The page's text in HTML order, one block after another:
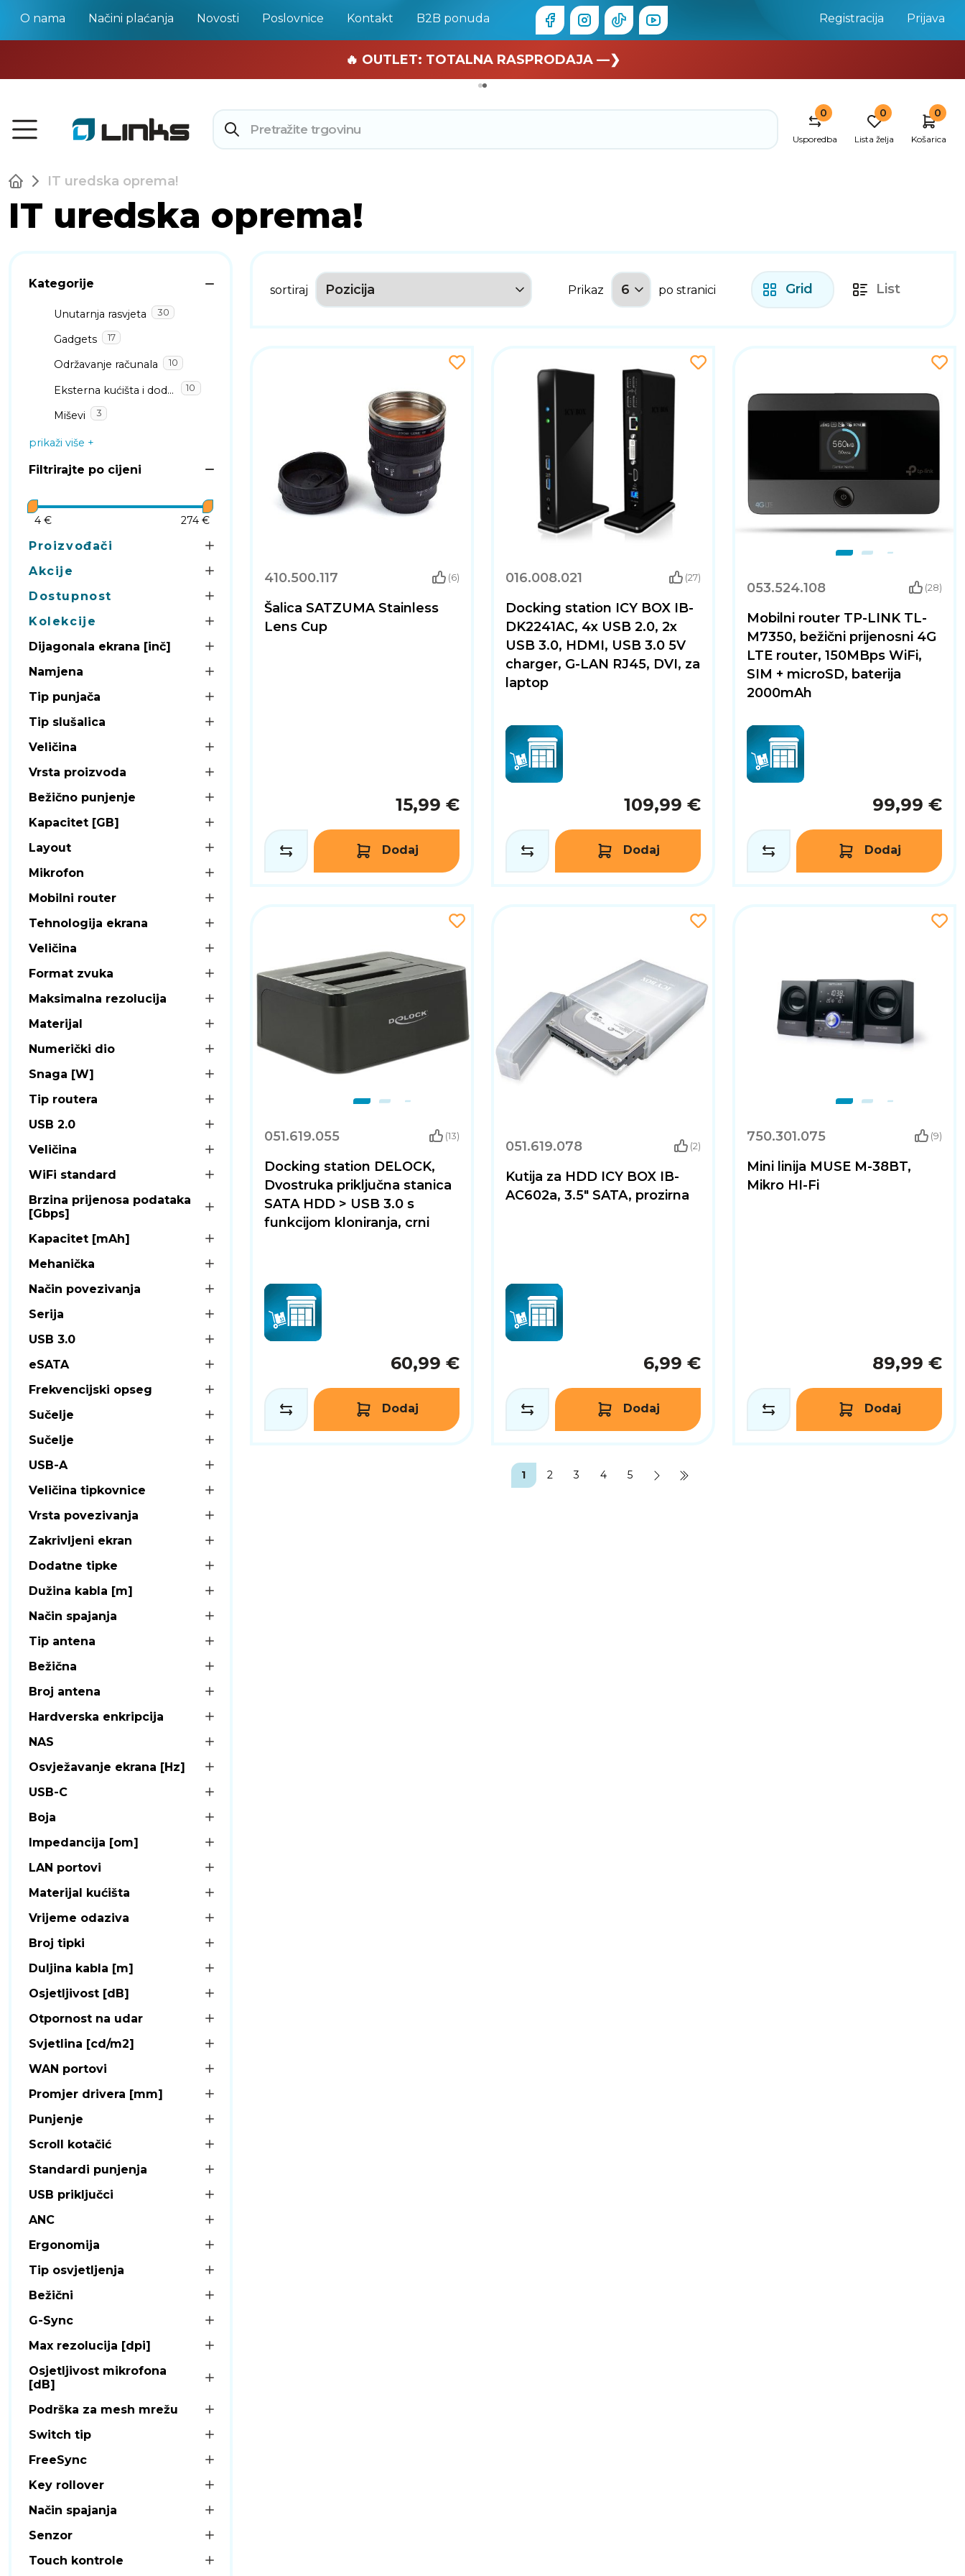
O nama Načini plaćanja Novosti Poslovnice Kontakt B2B ponuda Registracija Prijava
🏄 Zaslužuješ odmor —❯
🔥 OUTLET: TOTALNA RASPRODAJA —❯
0
Usporedba
0
Lista želja
0
Košarica
IT uredska oprema!
IT uredska oprema!
Kategorije
Unutarnja rasvjeta 30
Gadgets 17
Održavanje računala 10
Eksterna kućišta i dodaci 10
Miševi 3
prikaži više
Filtrirajte po cijeni
4 € 274 €
Proizvođači
Akcije
Dostupnost
Kolekcije
Dijagonala ekrana [inč]
Namjena
Tip punjača
Tip slušalica
Veličina
Vrsta proizvoda
Bežično punjenje
Kapacitet [GB]
Layout
Mikrofon
Mobilni router
Tehnologija ekrana
Veličina
Format zvuka
Maksimalna rezolucija
Materijal
Numerički dio
Snaga [W]
Tip routera
USB 2.0
Veličina
WiFi standard
Brzina prijenosa podataka
[Gbps]
Kapacitet [mAh]
Mehanička
Način povezivanja
Serija
USB 3.0
eSATA
Frekvencijski opseg
Sučelje
Sučelje
USB-A
Veličina tipkovnice
Vrsta povezivanja
Zakrivljeni ekran
Dodatne tipke
Dužina kabla [m]
Način spajanja
Tip antena
Bežična
Broj antena
Hardverska enkripcija
NAS
Osvježavanje ekrana [Hz]
USB-C
Boja
Impedancija [om]
LAN portovi
Materijal kućišta
Vrijeme odaziva
Broj tipki
Duljina kabla [m]
Osjetljivost [dB]
Otpornost na udar
Svjetlina [cd/m2]
WAN portovi
Promjer drivera [mm]
Punjenje
Scroll kotačić
Standardi punjenja
USB priključci
ANC
Ergonomija
Tip osvjetljenja
Bežični
G-Sync
Max rezolucija [dpi]
Osjetljivost mikrofona
[dB]
Podrška za mesh mrežu
Switch tip
FreeSync
Key rollover
Način spajanja
Senzor
Touch kontrole
sortiraj Prikaz po stranici Grid List
410.500.117 (6)
Šalica SATZUMA Stainless
Lens Cup
15,99 €
Dodaj
016.008.021 (27)
Docking station ICY BOX IB-
DK2241AC, 4x USB 2.0, 2x
USB 3.0, HDMI, USB 3.0 5V
charger, G-LAN RJ45, DVI, za
laptop
109,99 €
Dodaj
053.524.108 (28)
Mobilni router TP-LINK TL-
M7350, bežični prijenosni 4G
LTE router, 150MBps WiFi,
SIM + microSD, baterija
2000mAh
99,99 €
Dodaj
051.619.055 (13)
Docking station DELOCK,
Dvostruka priključna stanica
SATA HDD > USB 3.0 s
funkcijom kloniranja, crni
60,99 €
Dodaj
051.619.078 (2)
Kutija za HDD ICY BOX IB-
AC602a, 3.5" SATA, prozirna
6,99 €
Dodaj
750.301.075 (9)
Mini linija MUSE M-38BT,
Mikro HI-Fi
89,99 €
Dodaj
1 2 3 4 5